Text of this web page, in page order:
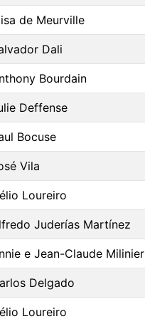
de Meurville
Dali
Bourdain
Deffense
Bocuse
Vila
Loureiro
Juderías Martínez
e Jean-Claude Milinier
Delgado
Loureiro